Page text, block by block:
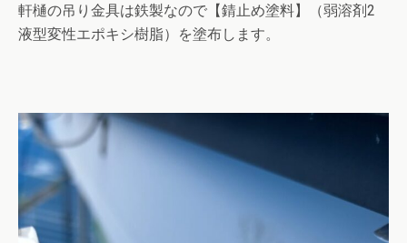
軒樋の吊り金具は鉄製なので【錆止め塗料】（弱溶剤2
液型変性エポキシ樹脂）を塗布します。